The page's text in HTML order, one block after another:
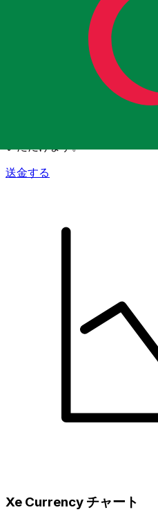
送金する
Xe Currency チャート